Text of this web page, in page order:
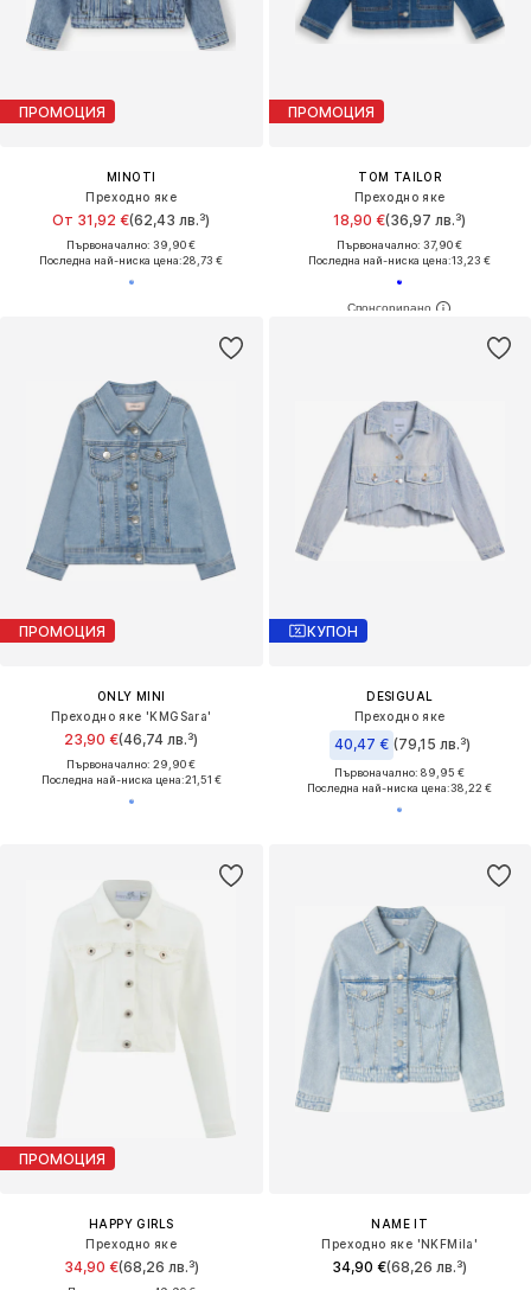
ПРОМОЦИЯ
MINOTI
Преходно яке
От 31,92 €(62,43 лв.³)
Първоначално: 39,90 €
Последна най-ниска цена:28,73 €
ПРОМОЦИЯ
TOM TAILOR
Преходно яке
18,90 €(36,97 лв.³)
Първоначално: 37,90 €
Последна най-ниска цена:13,23 €
ПРОМОЦИЯ
ONLY MINI
Преходно яке 'KMGSara'
23,90 €(46,74 лв.³)
Първоначално: 29,90 €
Последна най-ниска цена:21,51 €
КУПОН
DESIGUAL
Преходно яке
40,47 € (79,15 лв.³)
Първоначално: 89,95 €
Последна най-ниска цена:38,22 €
ПРОМОЦИЯ
HAPPY GIRLS
Преходно яке
34,90 €(68,26 лв.³)
NAME IT
Преходно яке 'NKFMila'
34,90 €(68,26 лв.³)